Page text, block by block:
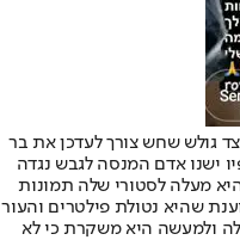
גולש שחש צורך לעדכן את בר
ישנו אדם המנסה לגבש נגדה
מעלה לסטורי שלה תמונות
שהיא נטולת פילטרים והעור
ולמעשה היא משקרת כי לא